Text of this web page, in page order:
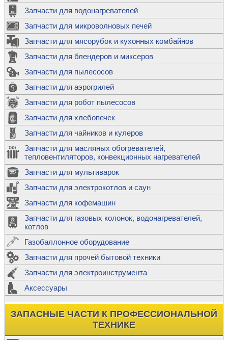
Запчасти для водонагревателей
Запчасти для микроволновых печей
Запчасти для мясорубок и кухонных комбайнов
Запчасти для блендеров и миксеров
Запчасти для пылесосов
Запчасти для аэрогрилей
Запчасти для робот пылесосов
Запчасти для хлебопечек
Запчасти для чайников и кулеров
Запчасти для масляных обогревателей,
тепловентиляторов, конвекционных нагревателей
Запчасти для мультиварок
Запчасти для электрокотлов и саун
Запчасти для кофемашин
Запчасти для газовых колонок, водонагревателей,
котлов
Газобаллонное оборудование
Запчасти для прочей бытовой техники
Запчасти для электроинструмента
Аксессуары
ЗАПАСНЫЕ ЧАСТИ К ПРОФЕССИОНАЛЬНОЙ
ТЕХНИКЕ